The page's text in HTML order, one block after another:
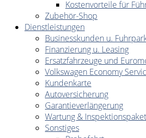
Kostenvorteile für
Zubehör-Shop
Dienstleistungen
Businesskunden u.
Finanzierung u. Leasing
Ersatzfahrzeuge und
Volkswagen Economy
Kundenkarte
Autoversicherung
Garantieverlängerung
Wartung & Inspektionspaket
Sonstiges